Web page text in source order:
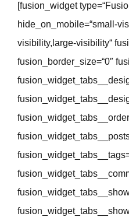
[fusion_widget
hide_on_mobile=“small-
visibility,large-visibility“
fusion_border_size=“0″